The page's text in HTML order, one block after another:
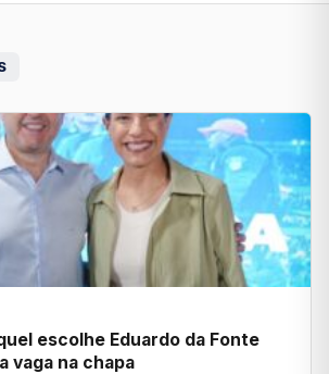
escolhe Eduardo da Fonte
vaga na chapa